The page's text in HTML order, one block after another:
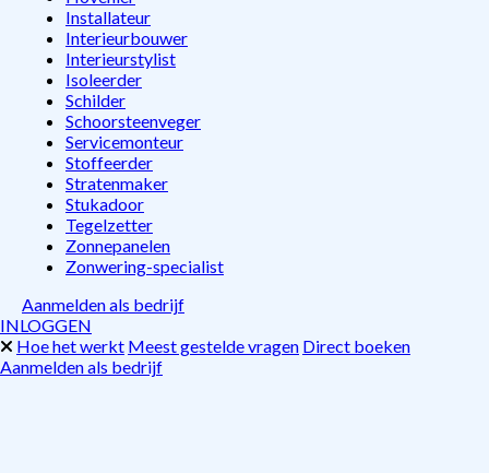
Installateur
Interieurbouwer
Interieurstylist
Isoleerder
Schilder
Schoorsteenveger
Servicemonteur
Stoffeerder
Stratenmaker
Stukadoor
Tegelzetter
Zonnepanelen
Zonwering-specialist
Aanmelden als bedrijf
INLOGGEN
Hoe het werkt Meest gestelde vragen Direct boeken
Aanmelden als bedrijf